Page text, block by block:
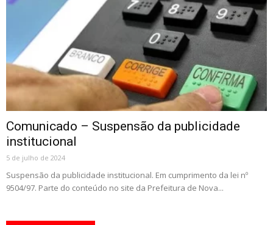
Comunicado – Suspensão da publicidade
institucional
5 de julho de 2024
Suspensão da publicidade institucional. Em cumprimento da lei nº
9504/97. Parte do conteúdo no site da Prefeitura de Nova...